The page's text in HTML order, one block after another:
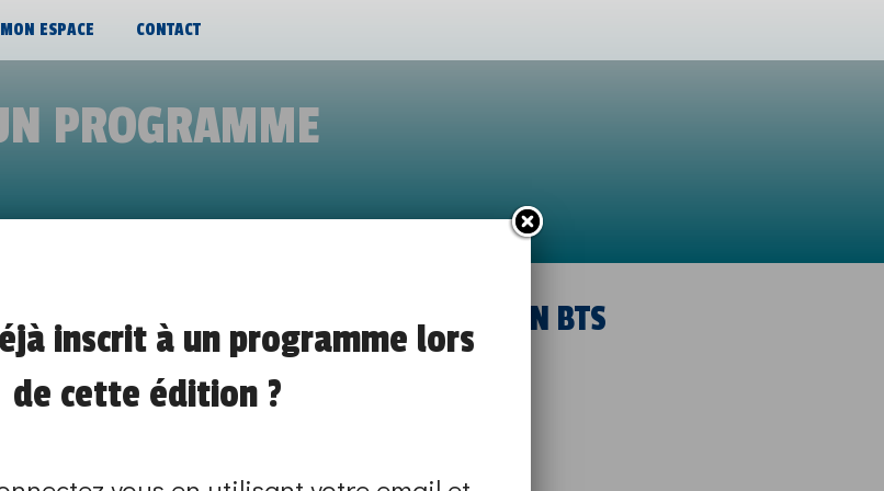
MON ESPACE CONTACT
PROGRAMME
TECHNICIEN(NE) DE MAINTENANCE EN BTS
ÉLECTROTECHNIQUE
de 10h30 à 10h45
inscrit à un programme lors
de cette édition ?